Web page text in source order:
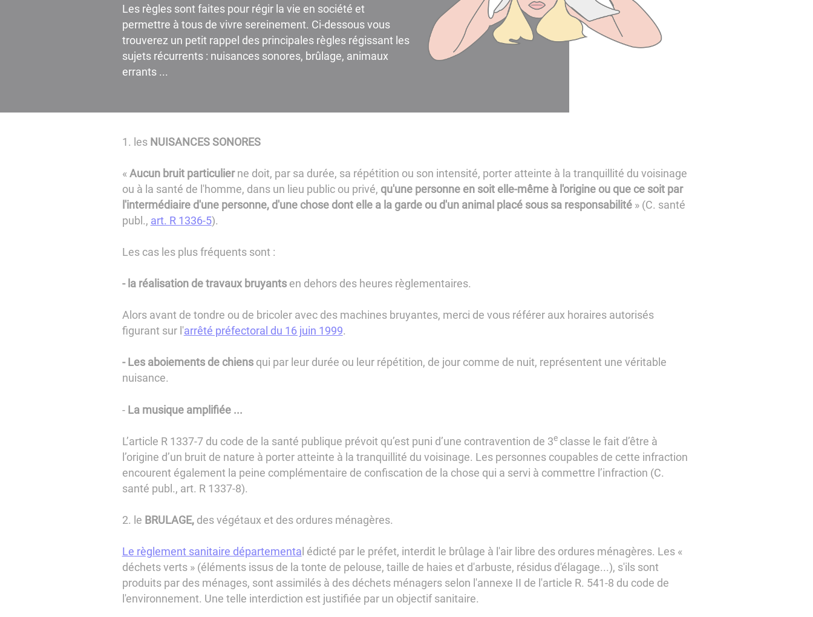
Les règles sont faites pour régir la vie en société et
permettre à tous de vivre sereinement. Ci-dessous vous
trouverez un petit rappel des principales règles régissant les
sujets récurrents : nuisances sonores, brûlage, animaux
errants ...
1. les NUISANCES SONORES
«Aucun bruit particulierne doit, par sa durée, sa répétition ou son intensité, porter atteinte à la tranquillité du voisinage
ou à la santé de l'homme, dans un lieu public ou privé, qu'une personne en soit elle-même à l'origine ou que ce soit par
l'intermédiaire d'une personne, d'une chose dont elle a la garde ou d'un animal placé sous sa responsabilité » (C. santé
publ., art. R 1336-5).
Les cas les plus fréquents sont :
- la réalisation de travaux bruyants en dehors des heures règlementaires.
Alors avant de tondre ou de bricoler avec des machines bruyantes, merci de vous référer aux horaires autorisés
figurant sur l'arrêté préfectoral du 16 juin 1999.
- Les aboiements de chiensqui par leur durée ou leur répétition, de jour comme de nuit, représentent une véritable
nuisance.
- La musique amplifiée ...
L’article R 1337-7 du code de la santé publique prévoit qu’est puni d’une contravention de 3e classe le fait d’être à
l’origine d’un bruit de nature à porter atteinte à la tranquillité du voisinage. Les personnes coupables de cette infraction
encourent également la peine complémentaire de confiscation de la chose qui a servi à commettre l’infraction (C.
santé publ., art. R 1337-8).
2. le BRULAGE, des végétaux et des ordures ménagères.
Le règlement sanitaire départemental édicté par le préfet, interdit le brûlage à l'air libre des ordures ménagères. Les «
déchets verts » (éléments issus de la tonte de pelouse, taille de haies et d'arbuste, résidus d'élagage...), s'ils sont
produits par des ménages, sont assimilés à des déchets ménagers selon l'annexe II de l'article R. 541-8 du code de
l'environnement. Une telle interdiction est justifiée par un objectif sanitaire.